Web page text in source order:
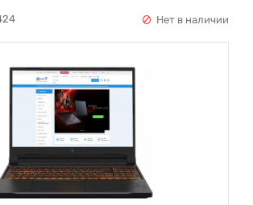
Нет в наличии